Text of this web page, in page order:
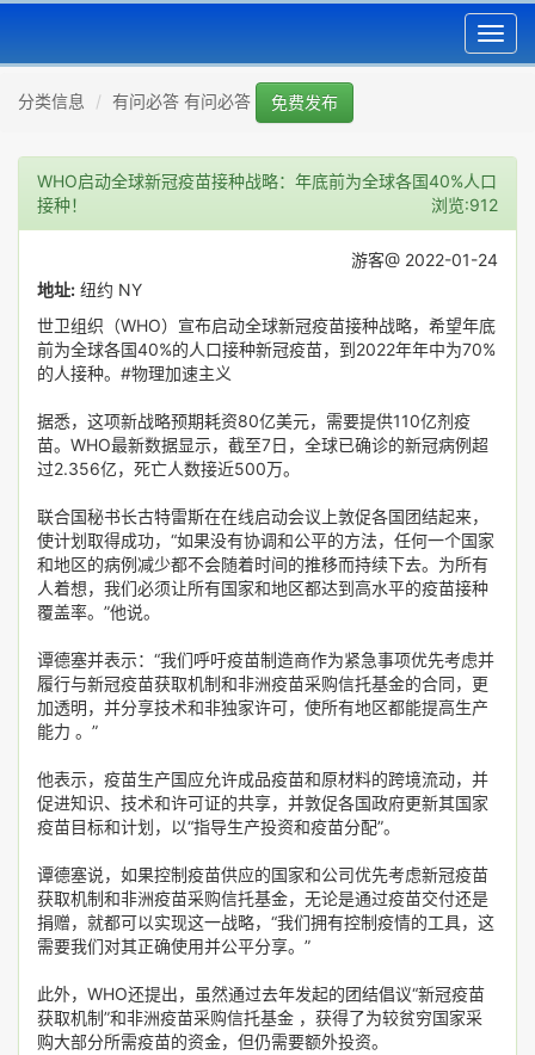
分类信息 有问必答 有问必答 免费发布
WHO启动全球新冠疫苗接种战略：年底前为全球各国40%人口
接种！
浏览:912
游客@ 2022-01-24
地址: 纽约 NY
世卫组织（WHO）宣布启动全球新冠疫苗接种战略，希望年底
前为全球各国40%的人口接种新冠疫苗，到2022年年中为70%
的人接种。#物理加速主义
据悉，这项新战略预期耗资80亿美元，需要提供110亿剂疫
苗。WHO最新数据显示，截至7日，全球已确诊的新冠病例超
过2.356亿，死亡人数接近500万。
联合国秘书长古特雷斯在在线启动会议上敦促各国团结起来，
使计划取得成功，“如果没有协调和公平的方法，任何一个国家
和地区的病例减少都不会随着时间的推移而持续下去。为所有
人着想，我们必须让所有国家和地区都达到高水平的疫苗接种
覆盖率。”他说。
谭德塞并表示：“我们呼吁疫苗制造商作为紧急事项优先考虑并
履行与新冠疫苗获取机制和非洲疫苗采购信托基金的合同，更
加透明，并分享技术和非独家许可，使所有地区都能提高生产
能力 。”
他表示，疫苗生产国应允许成品疫苗和原材料的跨境流动，并
促进知识、技术和许可证的共享，并敦促各国政府更新其国家
疫苗目标和计划，以“指导生产投资和疫苗分配”。
谭德塞说，如果控制疫苗供应的国家和公司优先考虑新冠疫苗
获取机制和非洲疫苗采购信托基金，无论是通过疫苗交付还是
捐赠，就都可以实现这一战略，“我们拥有控制疫情的工具，这
需要我们对其正确使用并公平分享。”
此外，WHO还提出，虽然通过去年发起的团结倡议“新冠疫苗
获取机制”和非洲疫苗采购信托基金 ，获得了为较贫穷国家采
购大部分所需疫苗的资金，但仍需要额外投资。